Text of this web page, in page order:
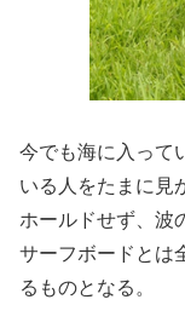
今でも海に入って
いる人をたまに見
ホールドせず、波
サーフボードとは
るものとなる。